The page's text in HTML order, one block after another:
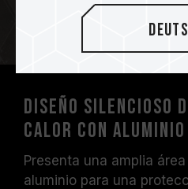
Diseño silencioso
calor con
Presenta una amplia
aluminio para una